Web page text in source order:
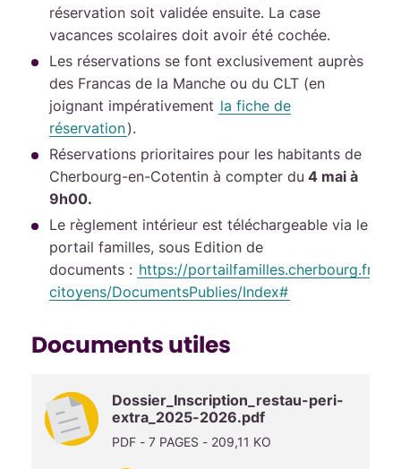
réservation soit validée ensuite. La case
vacances scolaires doit avoir été cochée.
Les réservations se font exclusivement auprès
des Francas de la Manche ou du CLT (en
joignant impérativement la fiche de
réservation).
Réservations prioritaires pour les habitants de
Cherbourg-en-Cotentin à compter du 4 mai à
9h00.
Le règlement intérieur est téléchargeable via le
portail familles, sous Edition de
documents : https://portailfamilles.cherbourg.fr/
citoyens/DocumentsPublies/Index#
Documents utiles
Dossier_Inscription_restau-peri-
extra_2025-2026.pdf
PDF - 7 PAGES - 209,11 KO